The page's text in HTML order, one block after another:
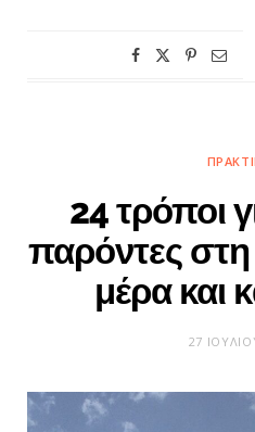
24 τρόποι
παρόντες
μέρα και
27